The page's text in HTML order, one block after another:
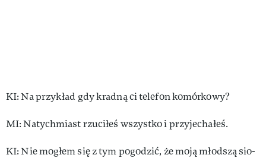
KI: Na przy­kład gdy krad­ną ci te­le­fon ko­mór­ko­wy?
MI: Na­tych­miast rzu­ci­łeś wszyst­ko i przy­je­cha­łeś.
KI: Nie mo­głem się z tym pogodzić, że mo­ją młod­szą sio­